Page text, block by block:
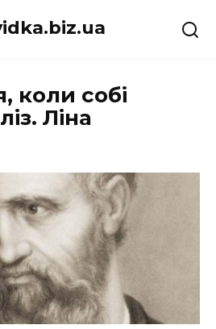
коли собі
Ліна